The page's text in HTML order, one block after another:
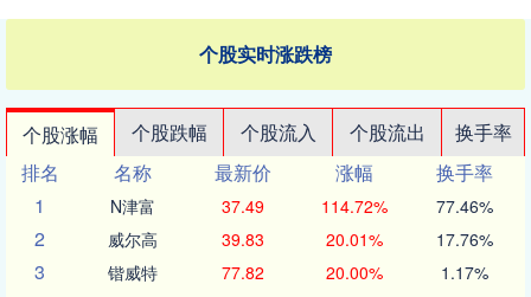
个股实时涨跌榜
个股涨幅 个股跌幅 个股流入 个股流出
换手率
排名
名称 最新价 涨幅
换手率
1
N津富 37.49 114.72% 77.46%
2 威尔高 39.83 20.01% 17.76%
3 锴威特 77.82 20.00% 1.17%